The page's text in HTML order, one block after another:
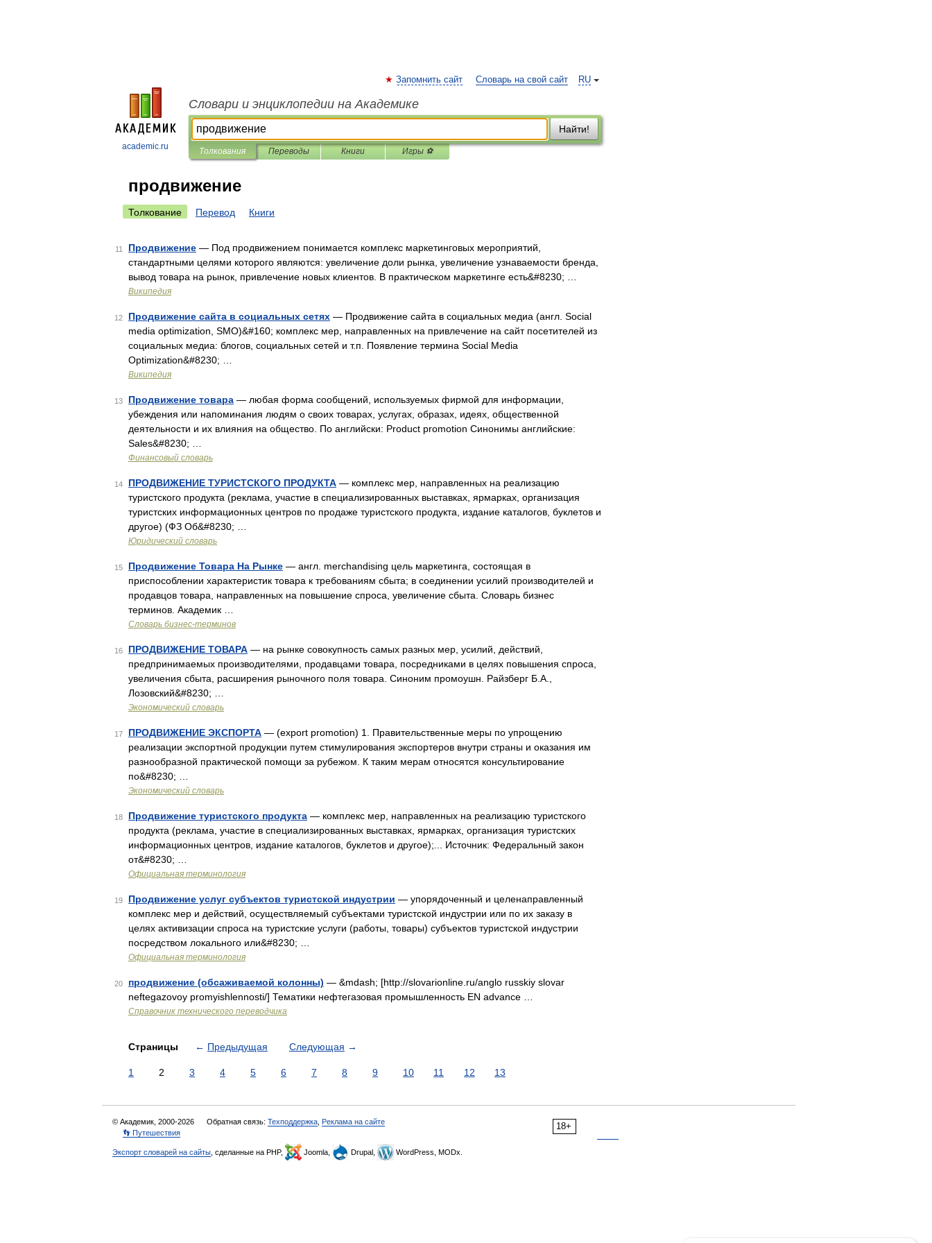
academic.ru
RU
Запомнить сайт Словарь на свой сайт
Словари и энциклопедии на Академике
Найти!
Толкования Переводы Книги Игры ⚽
продвижение
Толкование Перевод Книги
11 Продвижение — Под продвижением понимается комплекс маркетинговых мероприятий,
стандартными целями которого являются: увеличение доли рынка, увеличение узнаваемости бренда,
вывод товара на рынок, привлечение новых клиентов. В практическом маркетинге есть&#8230; …
Википедия
12 Продвижение сайта в социальных сетях — Продвижение сайта в социальных медиа (англ. Social
media optimization, SMO)&#160; комплекс мер, направленных на привлечение на сайт посетителей из
социальных медиа: блогов, социальных сетей и т.п. Появление термина Social Media
Optimization&#8230; …
Википедия
13 Продвижение товара — любая форма сообщений, используемых фирмой для информации,
убеждения или напоминания людям о своих товарах, услугах, образах, идеях, общественной
деятельности и их влияния на общество. По английски: Product promotion Синонимы английские:
Sales&#8230; …
Финансовый словарь
14 ПРОДВИЖЕНИЕ ТУРИСТСКОГО ПРОДУКТА — комплекс мер, направленных на реализацию
туристского продукта (реклама, участие в специализированных выставках, ярмарках, организация
туристских информационных центров по продаже туристского продукта, издание каталогов, буклетов и
другое) (ФЗ Об&#8230; …
Юридический словарь
15 Продвижение Товара На Рынке — англ. merchandising цель маркетинга, состоящая в
приспособлении характеристик товара к требованиям сбыта; в соединении усилий производителей и
продавцов товара, направленных на повышение спроса, увеличение сбыта. Словарь бизнес
терминов. Академик …
Словарь бизнес-терминов
16 ПРОДВИЖЕНИЕ ТОВАРА — на рынке совокупность самых разных мер, усилий, действий,
предпринимаемых производителями, продавцами товара, посредниками в целях повышения спроса,
увеличения сбыта, расширения рыночного поля товара. Синоним промоушн. Райзберг Б.А.,
Лозовский&#8230; …
Экономический словарь
17 ПРОДВИЖЕНИЕ ЭКСПОРТА — (export promotion) 1. Правительственные меры по упрощению
реализации экспортной продукции путем стимулирования экспортеров внутри страны и оказания им
разнообразной практической помощи за рубежом. К таким мерам относятся консультирование
по&#8230; …
Экономический словарь
18 Продвижение туристского продукта — комплекс мер, направленных на реализацию туристского
продукта (реклама, участие в специализированных выставках, ярмарках, организация туристских
информационных центров, издание каталогов, буклетов и другое);... Источник: Федеральный закон
от&#8230; …
Официальная терминология
19 Продвижение услуг субъектов туристской индустрии — упорядоченный и целенаправленный
комплекс мер и действий, осуществляемый субъектами туристской индустрии или по их заказу в
целях активизации спроса на туристские услуги (работы, товары) субъектов туристской индустрии
посредством локального или&#8230; …
Официальная терминология
20 продвижение (обсаживаемой колонны) — &mdash; [http://slovarionline.ru/anglo russkiy slovar
neftegazovoy promyishlennosti/] Тематики нефтегазовая промышленность EN advance …
Справочник технического переводчика
Страницы ← Предыдущая Следующая →
1 2 3 4 5 6 7 8 9 10 11 12 13
18+
© Академик, 2000-2026 Обратная связь: Техподдержка Реклама на сайте
👣 Путешествия
Экспорт словарей на сайты , сделанные на PHP, Joomla, Drupal, WordPress, MODx.